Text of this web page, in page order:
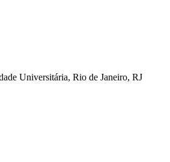
Universitária, Rio de Janeiro, RJ